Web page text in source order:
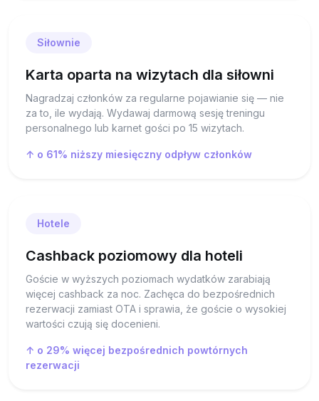
Siłownie
Karta oparta na wizytach dla siłowni
Nagradzaj członków za regularne pojawianie się — nie
za to, ile wydają. Wydawaj darmową sesję treningu
personalnego lub karnet gości po 15 wizytach.
↑ o 61% niższy miesięczny odpływ członków
Hotele
Cashback poziomowy dla hoteli
Goście w wyższych poziomach wydatków zarabiają
więcej cashback za noc. Zachęca do bezpośrednich
rezerwacji zamiast OTA i sprawia, że goście o wysokiej
wartości czują się docenieni.
↑ o 29% więcej bezpośrednich powtórnych
rezerwacji